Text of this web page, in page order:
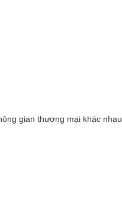
gian thương mại khác nhau.